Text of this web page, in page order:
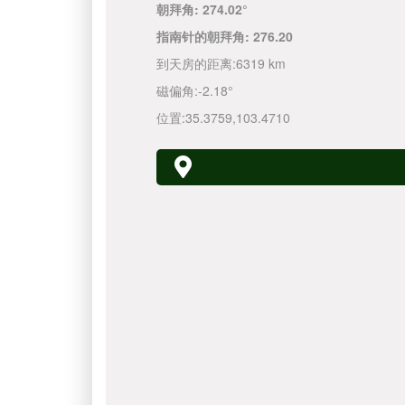
朝拜角: 274.02°
指南针的朝拜角: 276.20
到天房的距离:6319 km
磁偏角:-2.18°
位置:35.3759,103.4710